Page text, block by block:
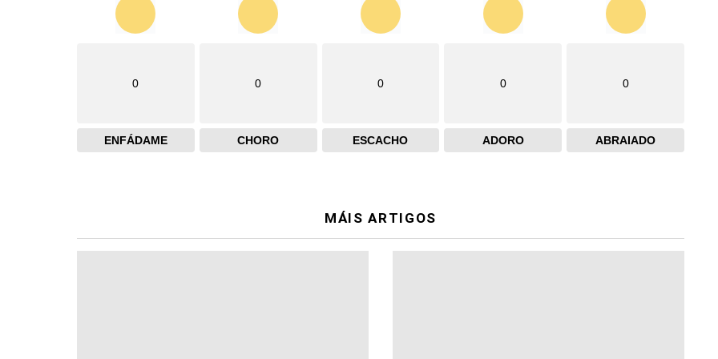
0
ENFÁDAME
0
CHORO
0
ESCACHO
0
ADORO
0
ABRAIADO
MÁIS ARTIGOS